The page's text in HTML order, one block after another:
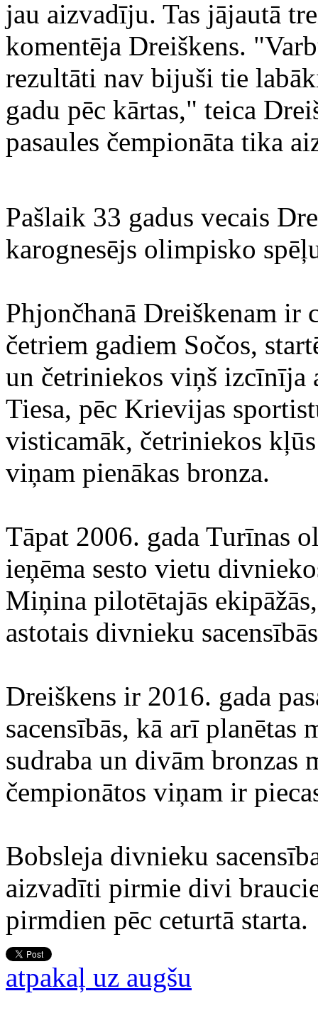
jau aizvadīju. Tas jājautā
komentēja Dreiškens.
rezultāti nav bijuši tie
gadu pēc kārtas," teica
pasaules čempionāta tika
Pašlaik 33 gadus vecais
karognesējs olimpisko
Phjončhanā Dreiškenam ir
četriem gadiem Sočos,
un četriniekos viņš
Tiesa, pēc Krievijas
visticamāk, četriniekos
viņam pienākas bronza.
Tāpat 2006. gada Turīnas
ieņēma sesto vietu
Miņina pilotētajās
astotais divnieku
Dreiškens ir 2016. gada
sacensībās, kā arī planētas
sudraba un divām bronzas
čempionātos viņam ir
Bobsleja divnieku
aizvadīti pirmie divi
pirmdien pēc ceturtā starta.
atpakaļ uz augšu